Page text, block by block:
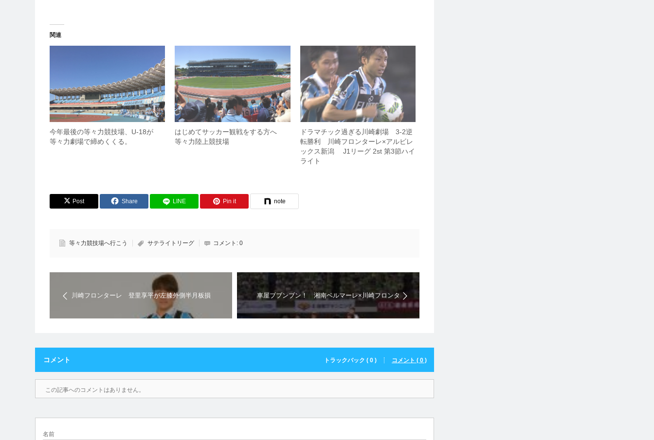
関連
今年最後の等々力競技場、U-18が
等々力劇場で締めくくる。
はじめてサッカー観戦をする方へ
等々力陸上競技場
ドラマチック過ぎる川崎劇場 3-2逆
転勝利 川崎フロンターレ×アルビレ
ックス新潟 J1リーグ 2st 第3節ハイ
ライト
Post Share LINE Pin it note
等々力競技場へ行こう サテライトリーグ コメント: 0
川崎フロンターレ 登里享平が左膝外側半月板損
傷で手術 全治3か月程度と発表
車屋ブブンブン！ 湘南ベルマーレ×川崎フロンタ
ーレ J1リーグ 2st 第6節ハイライト
コメント トラックバック ( 0 ) コメント ( 0 )
この記事へのコメントはありません。
名前